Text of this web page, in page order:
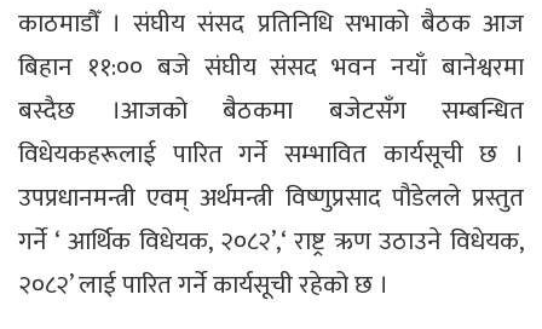
काठमाडौँ । संघीय संसद प्रतिनिधि सभाको बैठक आज
बिहान ११:०० बजे संघीय संसद भवन नयाँ बानेश्वरमा
बस्दैछ ।आजको बैठकमा बजेटसँग सम्बन्धित
विधेयकहरूलाई पारित गर्ने सम्भावित कार्यसूची छ ।
उपप्रधानमन्त्री एवम् अर्थमन्त्री विष्णुप्रसाद पौडेलले प्रस्तुत
गर्ने ‘ आर्थिक विधेयक, २०८२’,‘ राष्ट्र ऋण उठाउने विधेयक,
२०८२’ लाई पारित गर्ने कार्यसूची रहेको छ ।